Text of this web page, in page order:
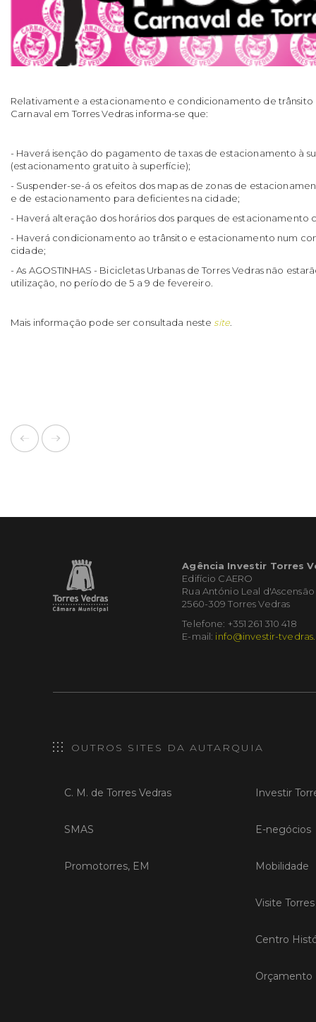
Relativamente a estacionamento e condicionamento de trânsito
Carnaval em Torres Vedras informa-se que:
- Haverá isenção do pagamento de taxas de estacionamento à
(estacionamento gratuito à superfície);
- Suspender-se-á os efeitos dos mapas de zonas de
e de estacionamento para deficientes na cidade;
- Haverá alteração dos horários dos parques de estacionamento
- Haverá condicionamento ao trânsito e estacionamento num
cidade;
- As AGOSTINHAS - Bicicletas Urbanas de Torres Vedras não
utilização, no período de 5 a 9 de fevereiro.
Mais informação pode ser consultada neste site
Agência Investir Torres
Edifício CAERO
Rua António Leal d'Ascensão
2560-309 Torres Vedras
Telefone: +351 261 310 418
E-mail: info@investir-
OUTROS SITES DA AUTARQUIA
C. M. de Torres Vedras
SMAS
Promotorres, EM
Investir
E-negócios
Mobilidade
Visite
Centro
Orçamento